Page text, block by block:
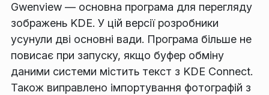
Gwenview — основна програма для перегляду
зображень KDE. У цій версії розробники
усунули дві основні вади. Програма більше не
повисає при запуску, якщо буфер обміну
даними системи містить текст з KDE Connect.
Також виправлено імпортування фотографій з